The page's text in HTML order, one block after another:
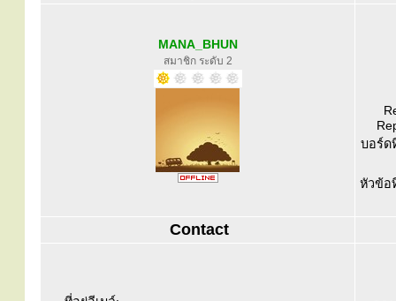
MANA_BHUN
สมาชิก ระดับ 2
บอร์ด
หัวข้อ
Contact